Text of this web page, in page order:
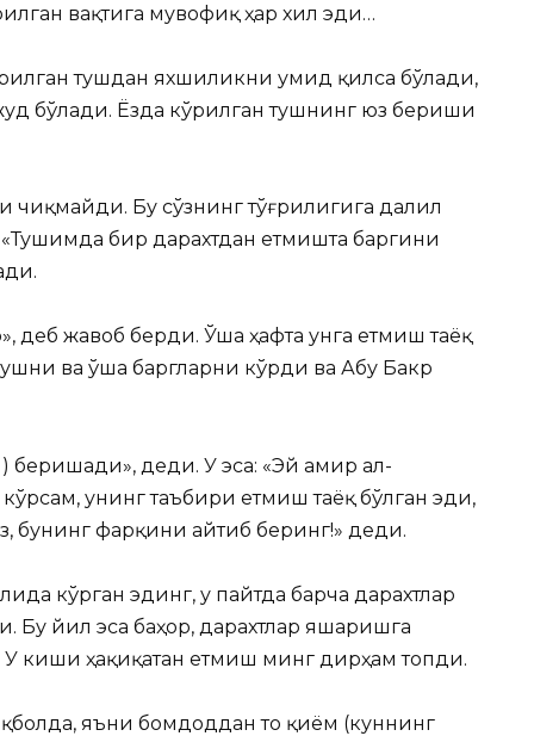
вақтига мувофиқ ҳар хил эди…
тушдан яхшиликни умид қилса бўлади,
бўлади. Ёзда кўрилган тушнинг юз бериши
чиқмайди. Бу сўзнинг тўғрилигига далил
бир дарахтдан етмишта баргини
деб жавоб берди. Ўша ҳафта унга етмиш таёқ
ва ўша баргларни кўрди ва Абу Бакр
беришади», деди. У эса: «Эй амир ал-
унинг таъбири етмиш таёқ бўлган эди,
бунинг фарқини айтиб беринг!» деди.
кўрган эдинг, у пайтда барча дарахтлар
Бу йил эса баҳор, дарахтлар яшаришга
киши ҳақиқатан етмиш минг дирҳам топди.
яъни бомдоддан то қиём (куннинг